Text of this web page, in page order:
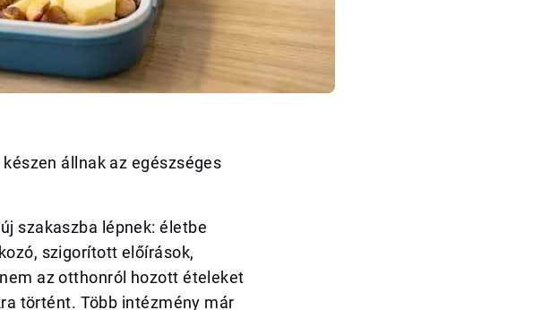
állnak az egészséges
szakaszba lépnek: életbe
szigorított előírások,
az otthonról hozott ételeket
történt. Több intézmény már